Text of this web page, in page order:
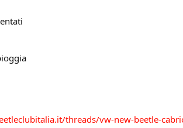
threads/vw-new-beetle-